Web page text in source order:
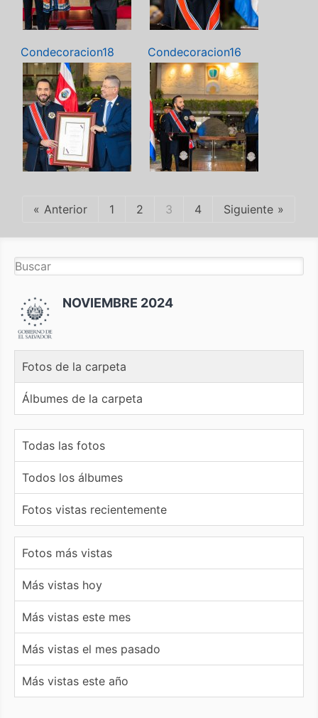
Condecoracion18 Condecoracion16
Anterior 1 2 3 4 Siguiente
NOVIEMBRE 2024
Fotos de la carpeta
Álbumes de la carpeta
Todas las fotos
Todos los álbumes
Fotos vistas recientemente
Fotos más vistas
Más vistas hoy
Más vistas este mes
Más vistas el mes pasado
Más vistas este año